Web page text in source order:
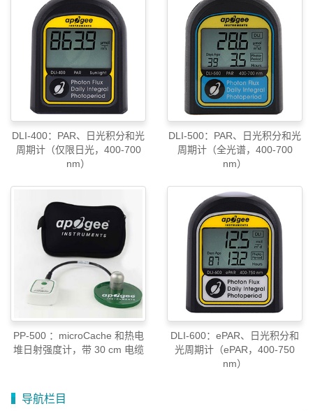
DLI-400：PAR、日光积分和光
周期计（仅限日光，400-700
nm）
DLI-500：PAR、日光积分和光
周期计（全光谱，400-700
nm）
PP-500 ：microCache 和热电
堆日射强度计，带 30 cm 电缆
DLI-600：ePAR、日光积分和
光周期计（ePAR，400-750
nm）
导航栏目